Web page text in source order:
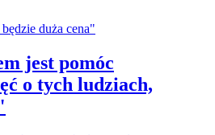
jest pomóc
o tych ludziach,